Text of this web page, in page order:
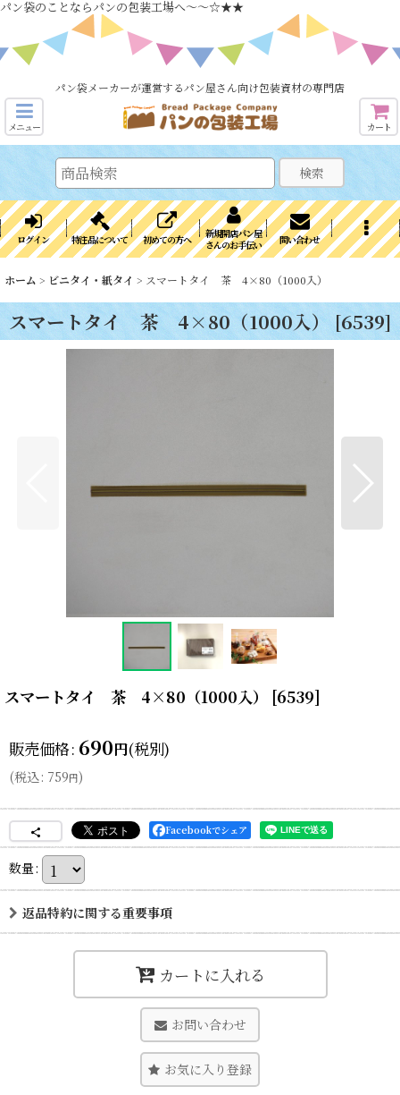
パン袋のことならパンの包装工場へ～～☆★★
パン袋メーカーが運営するパン屋さん向け包装資材の専門店
メニュー カート
検索
ログイン 特注品について 初めての方へ
新規開店パン屋
さんのお手伝い
問い合わせ
ホーム > ビニタイ・紙タイ > スマートタイ 茶 4×80（1000入）
スマートタイ 茶 4×80（1000入） [6539]
スマートタイ 茶 4×80（1000入） [6539]
販売価格: 690円(税別)
(税込: 759円)
Facebookでシェア
数量:
返品特約に関する重要事項
カートに入れる
お問い合わせ
お気に入り登録